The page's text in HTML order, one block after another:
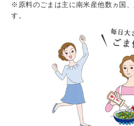
※原料のごまは主に南米産他数ヵ国
す。